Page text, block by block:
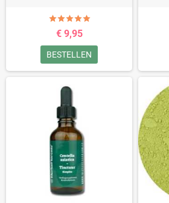
€ 9,95
BESTELLEN